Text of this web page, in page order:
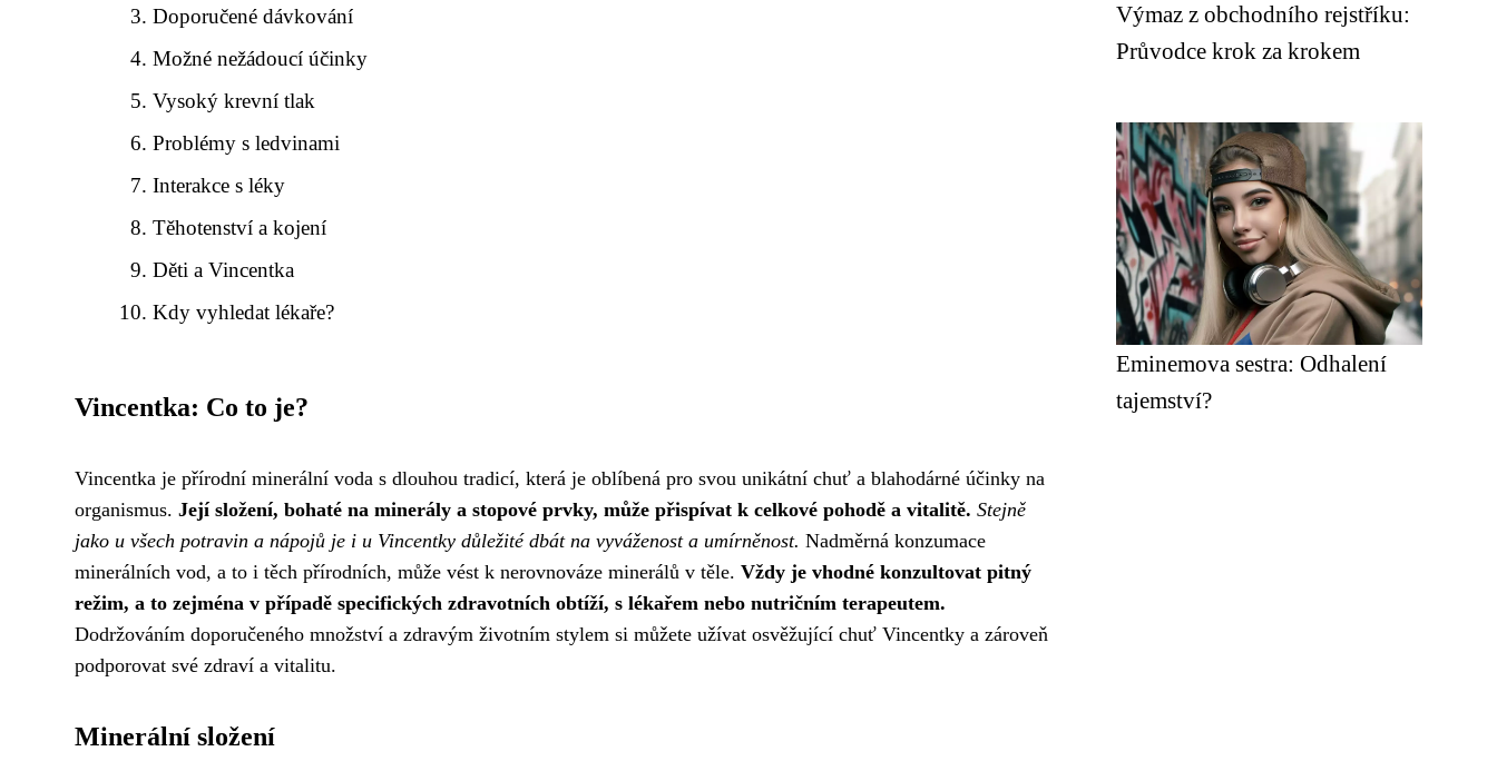
Doporučené dávkování
Možné nežádoucí účinky
Vysoký krevní tlak
Problémy s ledvinami
Interakce s léky
Těhotenství a kojení
Děti a Vincentka
Kdy vyhledat lékaře?
Vincentka: Co to je?
Vincentka je přírodní minerální voda s dlouhou tradicí, která je oblíbená pro svou unikátní chuť a blahodárné účinky na
organismus. Její složení, bohaté na minerály a stopové prvky, může přispívat k celkové pohodě a vitalitě. Stejně
jako u všech potravin a nápojů je i u Vincentky důležité dbát na vyváženost a umírněnost. Nadměrná konzumace
minerálních vod, a to i těch přírodních, může vést k nerovnováze minerálů v těle. Vždy je vhodné konzultovat pitný
režim, a to zejména v případě specifických zdravotních obtíží, s lékařem nebo nutričním terapeutem.
Dodržováním doporučeného množství a zdravým životním stylem si můžete užívat osvěžující chuť Vincentky a zároveň
podporovat své zdraví a vitalitu.
Minerální složení
Výmaz z obchodního rejstříku:
Průvodce krok za krokem
Eminemova sestra: Odhalení
tajemství?